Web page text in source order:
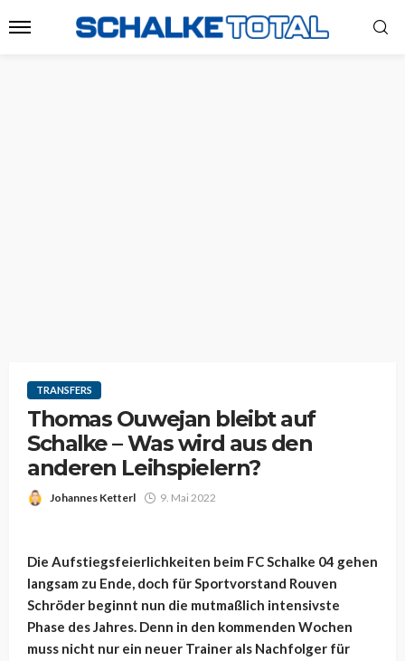
TRANSFERS
Thomas Ouwejan bleibt auf
Schalke – Was wird aus den
anderen Leihspielern?
Johannes Ketterl 9. Mai 2022
Die Aufstiegsfeierlichkeiten beim FC Schalke 04 gehen
langsam zu Ende, doch für Sportvorstand Rouven
Schröder beginnt nun die mutmaßlich intensivste
Phase des Jahres. Denn in den kommenden Wochen
muss nicht nur ein neuer Trainer als Nachfolger für